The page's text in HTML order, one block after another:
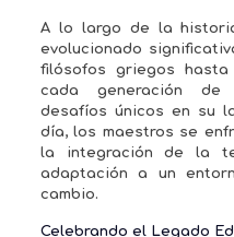
A lo largo de la
evolucionado
filósofos griegos hasta
cada generación de
desafíos únicos en su
día, los maestros se
la integración de la
adaptación a un
cambio.
Celebrando el Legado